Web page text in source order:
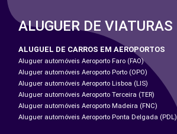
ALUGUER DE VIATURAS
ALUGUEL DE CARROS EM AEROPORTOS
Aluguer automóveis Aeroporto Faro (FAO)
Aluguer automóveis Aeroporto Porto (OPO)
Aluguer automóveis Aeroporto Lisboa (LIS)
Aluguer automóveis Aeroporto Terceira (TER)
Aluguer automóveis Aeroporto Madeira (FNC)
Aluguer automóveis Aeroporto Ponta Delgada (PDL)